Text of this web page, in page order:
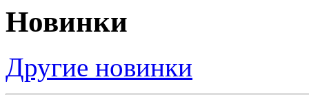
Новинки
Другие новинки